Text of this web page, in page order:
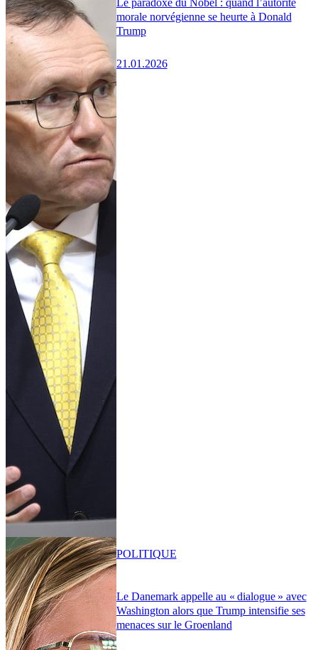
Le paradoxe du Nobel : quand l’autorité
morale norvégienne se heurte à Donald
Trump
21.01.2026
Le Danemark appelle au « dialogue » avec
Washington alors que Trump intensifie ses
menaces sur le Groenland
POLITIQUE